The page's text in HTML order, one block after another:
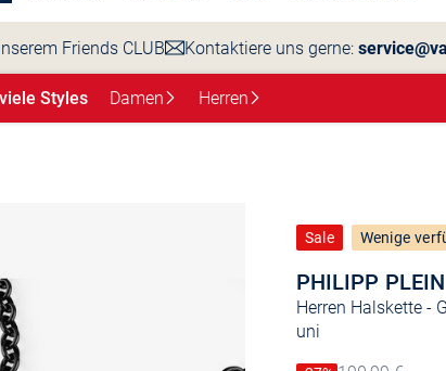
Friends CLUB Kontaktiere uns gerne:
Styles Damen Herren
PHILIPP PLEIN
Herren Halskette -
uni
Sale Wenige